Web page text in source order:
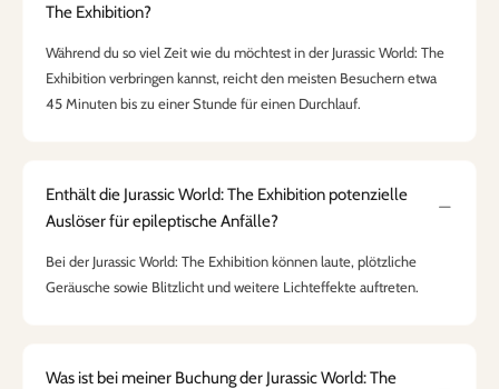
The Exhibition?
Während du so viel Zeit wie du möchtest in der Jurassic World: The
Exhibition verbringen kannst, reicht den meisten Besuchern etwa
45 Minuten bis zu einer Stunde für einen Durchlauf.
Enthält die Jurassic World: The Exhibition potenzielle
Auslöser für epileptische Anfälle?
Bei der Jurassic World: The Exhibition können laute, plötzliche
Geräusche sowie Blitzlicht und weitere Lichteffekte auftreten.
Was ist bei meiner Buchung der Jurassic World: The